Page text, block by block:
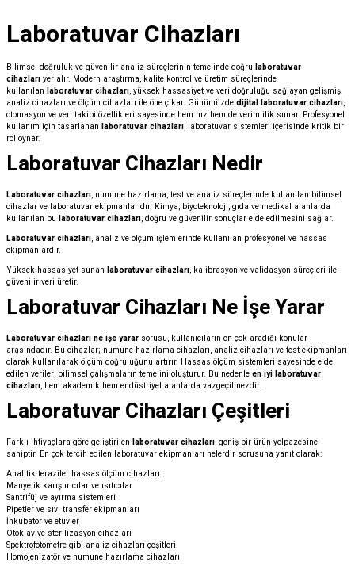
Laboratuvar Cihazları
Bilimsel doğruluk ve güvenilir analiz süreçlerinin temelinde doğru laboratuvar
cihazları yer alır. Modern araştırma, kalite kontrol ve üretim süreçlerinde
kullanılan laboratuvar cihazları, yüksek hassasiyet ve veri doğruluğu sağlayan gelişmiş
analiz cihazları ve ölçüm cihazları ile öne çıkar. Günümüzde dijital laboratuvar cihazları,
otomasyon ve veri takibi özellikleri sayesinde hem hız hem de verimlilik sunar. Profesyonel
kullanım için tasarlanan laboratuvar cihazları, laboratuvar sistemleri içerisinde kritik bir
rol oynar.
Laboratuvar Cihazları Nedir
Laboratuvar cihazları, numune hazırlama, test ve analiz süreçlerinde kullanılan bilimsel
cihazlar ve laboratuvar ekipmanlarıdır. Kimya, biyoteknoloji, gıda ve medikal alanlarda
kullanılan bu laboratuvar cihazları, doğru ve güvenilir sonuçlar elde edilmesini sağlar.
Laboratuvar cihazları, analiz ve ölçüm işlemlerinde kullanılan profesyonel ve hassas
ekipmanlardır.
Yüksek hassasiyet sunan laboratuvar cihazları, kalibrasyon ve validasyon süreçleri ile
güvenilir veri üretir.
Laboratuvar Cihazları Ne İşe Yarar
Laboratuvar cihazları ne işe yarar sorusu, kullanıcıların en çok aradığı konular
arasındadır. Bu cihazlar; numune hazırlama cihazları, analiz cihazları ve test ekipmanları
olarak kullanılarak ölçüm doğruluğunu artırır. Hassas ölçüm sistemleri sayesinde elde
edilen veriler, bilimsel çalışmaların temelini oluşturur. Bu nedenle en iyi laboratuvar
cihazları, hem akademik hem endüstriyel alanlarda vazgeçilmezdir.
Laboratuvar Cihazları Çeşitleri
Farklı ihtiyaçlara göre geliştirilen laboratuvar cihazları, geniş bir ürün yelpazesine
sahiptir. En çok tercih edilen laboratuvar ekipmanları nelerdir sorusuna yanıt olarak:
Analitik teraziler hassas ölçüm cihazları
Manyetik karıştırıcılar ve ısıtıcılar
Santrifüj ve ayırma sistemleri
Pipetler ve sıvı transfer ekipmanları
İnkübatör ve etüvler
Otoklav ve sterilizasyon cihazları
Spektrofotometre gibi analiz cihazları çeşitleri
Homojenizatör ve numune hazırlama cihazları